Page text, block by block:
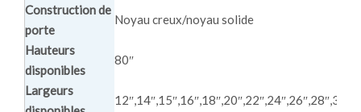
Construction de
porte
Noyau creux/noyau solide
Hauteurs
disponibles
80″
Largeurs